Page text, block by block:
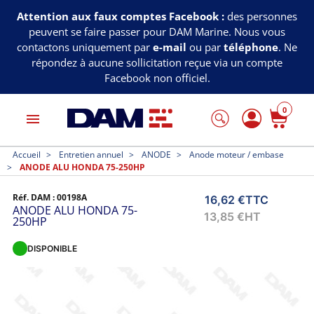
Attention aux faux comptes Facebook : des personnes
peuvent se faire passer pour DAM Marine. Nous vous
contactons uniquement par e-mail ou par téléphone. Ne
répondez à aucune sollicitation reçue via un compte
Facebook non officiel.
menu
0
Accueil Entretien annuel ANODE
Anode moteur / embase
ANODE ALU HONDA 75-250HP
Réf. DAM :00198A
ANODE ALU HONDA 75-
250HP
16,62 €TTC
13,85 €HT
DISPONIBLE